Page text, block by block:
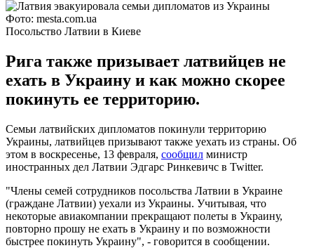
Фото: mesta.com.ua
Посольство Латвии в Киеве
Рига также призывает латвийцев не
ехать в Украину и как можно скорее
покинуть ее территорию.
Семьи латвийских дипломатов покинули территорию
Украины, латвийцев призывают также уехать из страны. Об
этом в воскресенье, 13 февраля, сообщил министр
иностранных дел Латвии Эдгарс Ринкевичс в Twitter.
"Члены семей сотрудников посольства Латвии в Украине
(граждане Латвии) уехали из Украины. Учитывая, что
некоторые авиакомпании прекращают полеты в Украину,
повторно прошу не ехать в Украину и по возможности
быстрее покинуть Украину", - говорится в сообщении.